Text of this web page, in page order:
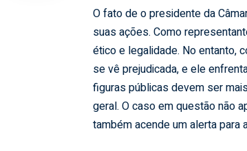
O fato de o presidente da
suas ações. Como
ético e legalidade. No entanto,
se vê prejudicada, e ele
figuras públicas devem ser
geral. O caso em questão não
também acende um alerta